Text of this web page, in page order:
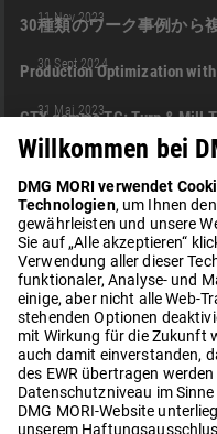
11 Nov 2023
30 Sept 2024
CTX GAMMA 2000 TC LINEAR
31 Mai 2023
CTX GAMMA 3000 TC CTX
CTX gamma TC: Turn & Mill
22 Jan 2024
Willkommen zu den DMG
22 Jan 2024
02 Nov 2025
CTX BETA 800 TC DMU 60 (FD)
31 März 2022
CTX BETA 800 TC DMG MORI